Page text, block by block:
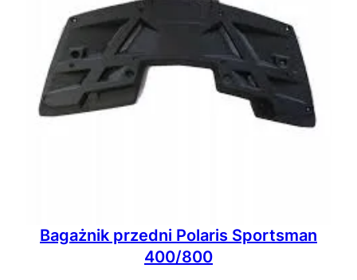
Bagażnik przedni Polaris Sportsman
400/800